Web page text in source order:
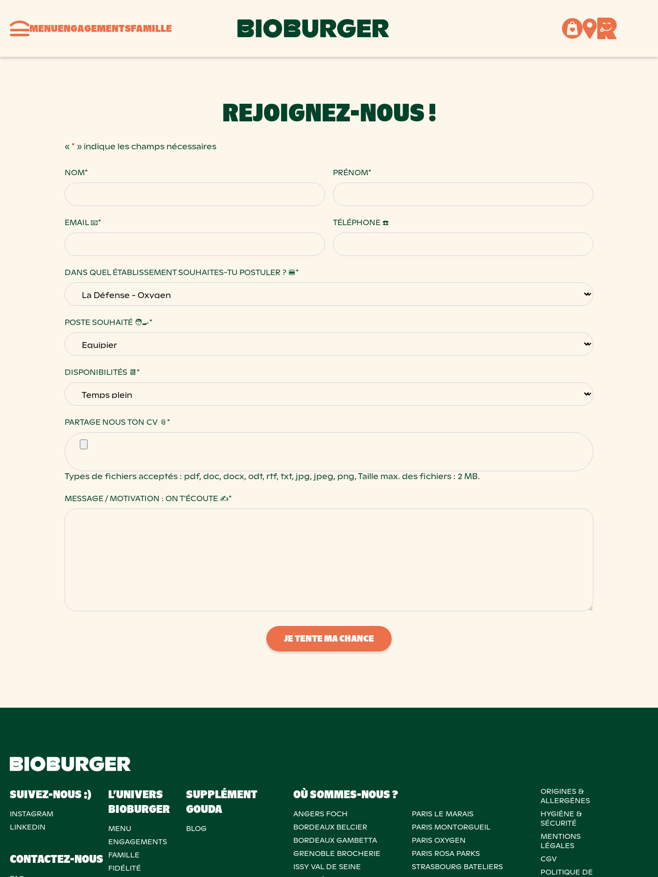
MENUENGAGEMENTSFAMILLE
REJOIGNEZ-NOUS !
«* » indique les champs nécessaires
NOM* PRÉNOM*
EMAIL 📧* TÉLÉPHONE ☎️
DANS QUEL ÉTABLISSEMENT SOUHAITES-TU POSTULER ? 🍔*
POSTE SOUHAITÉ 🧑‍🍳*
DISPONIBILITÉS 📆*
PARTAGE NOUS TON CV 📎*
Types de fichiers acceptés : pdf, doc, docx, odt, rtf, txt, jpg, jpeg, png, Taille max. des fichiers : 2 MB.
MESSAGE / MOTIVATION : ON T'ÉCOUTE ✍️*
SUIVEZ-NOUS :)
INSTAGRAM
LINKEDIN
CONTACTEZ-NOUS
L’UNIVERS
BIOBURGER
MENU
ENGAGEMENTS
FAMILLE
FIDÉLITÉ
SUPPLÉMENT
GOUDA
BLOG
OÙ SOMMES-NOUS ?
ANGERS FOCH
BORDEAUX BELCIER
BORDEAUX GAMBETTA
GRENOBLE BROCHERIE
ISSY VAL DE SEINE
PARIS LE MARAIS
PARIS MONTORGUEIL
PARIS OXYGEN
PARIS ROSA PARKS
STRASBOURG BATELIERS
ORIGINES &
ALLERGÈNES
HYGIÈNE &
SÉCURITÉ
MENTIONS
LÉGALES
CGV
POLITIQUE DE